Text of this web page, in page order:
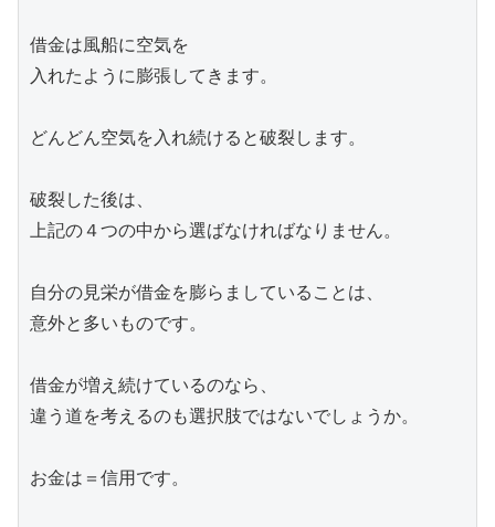
借金は風船に空気を
入れたように膨張してきます。
どんどん空気を入れ続けると破裂します。
破裂した後は、
上記の４つの中から選ばなければなりません。
自分の見栄が借金を膨らましていることは、
意外と多いものです。
借金が増え続けているのなら、
違う道を考えるのも選択肢ではないでしょうか。
お金は＝信用です。